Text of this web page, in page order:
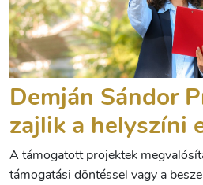
Demján Sándor
zajlik a helyszíni
A támogatott projektek
támogatási döntéssel vagy a